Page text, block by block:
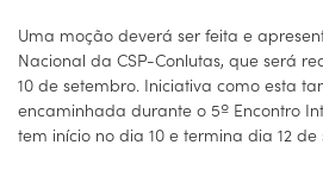
Uma moção deverá ser feita e
Nacional da CSP-Conlutas, que será
10 de setembro. Iniciativa como esta
encaminhada durante o 5º Encontro
tem início no dia 10 e termina dia 12 de